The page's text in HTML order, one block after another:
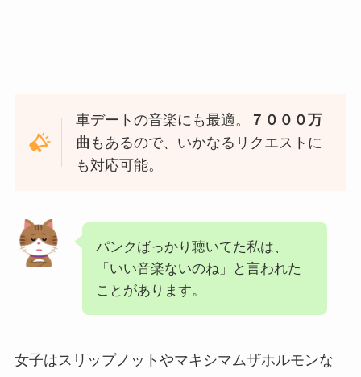
車デートの音楽にも最適。
７０００万
曲 もあるので、いかなるリクエストに
も対応可能。
パンクばっかり聴いてた私は、
「いい音楽ないのね」と言われた
ことがあります。
女子はスリップノットやマキシマムザホルモンな